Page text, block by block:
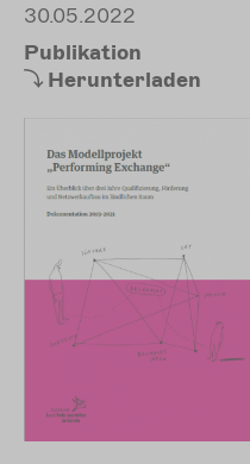
30.05.2022
Publikation
Herunterladen